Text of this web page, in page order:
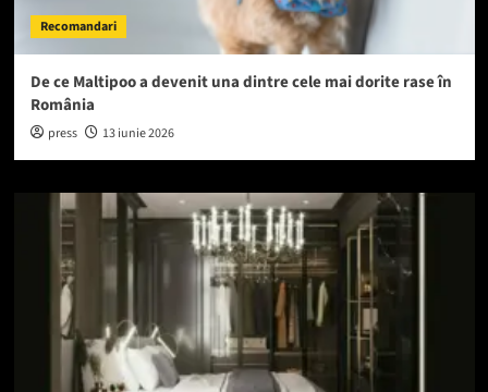
Recomandari
De ce Maltipoo a devenit una dintre cele mai dorite rase în
România
press 13 iunie 2026